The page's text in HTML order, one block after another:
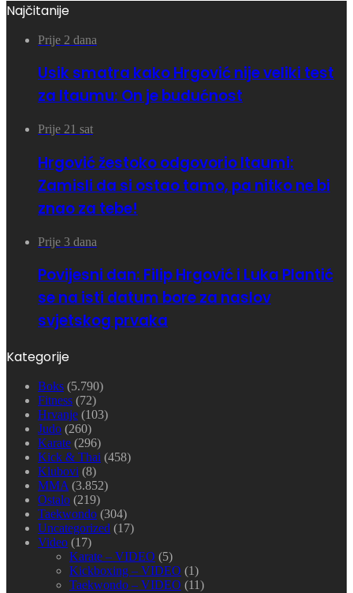
Najčitanije
Prije 2 dana
Usik smatra kako Hrgović nije veliki test
za Itaumu: On je budućnost
Prije 21 sat
Hrgović žestoko odgovorio Itaumi:
Zamisli da si ostao tamo, pa nitko ne bi
znao za tebe!
Prije 3 dana
Povijesni dan: Filip Hrgović i Luka Plantić
se na isti datum bore za naslov
svjetskog prvaka
Kategorije
Boks (5.790)
Fitness (72)
Hrvanje (103)
Judo (260)
Karate (296)
Kick & Thai (458)
Klubovi (8)
MMA (3.852)
Ostalo (219)
Taekwondo (304)
Uncategorized (17)
Video (17)
Karate – VIDEO (5)
Kickboxing – VIDEO (1)
Taekwondo – VIDEO (11)